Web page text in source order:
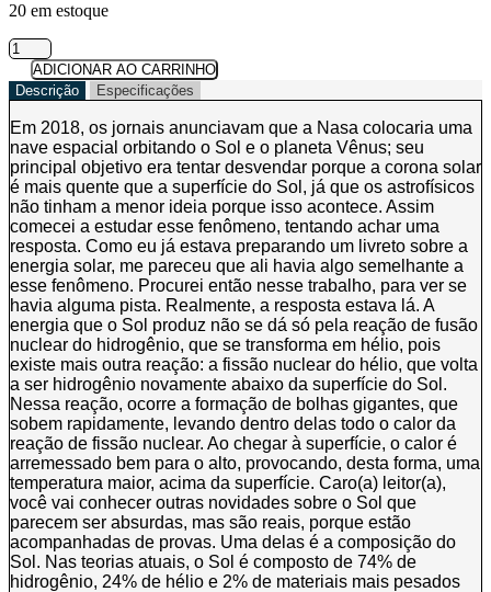
20 em estoque
A
energia
infinita
quantidade
ADICIONAR AO CARRINHO
Descrição
Especificações
Em 2018, os jornais anunciavam que a Nasa colocaria uma
nave espacial orbitando o Sol e o planeta Vênus; seu
principal objetivo era tentar desvendar porque a corona solar
é mais quente que a superfície do Sol, já que os astrofísicos
não tinham a menor ideia porque isso acontece. Assim
comecei a estudar esse fenômeno, tentando achar uma
resposta. Como eu já estava preparando um livreto sobre a
energia solar, me pareceu que ali havia algo semelhante a
esse fenômeno. Procurei então nesse trabalho, para ver se
havia alguma pista. Realmente, a resposta estava lá. A
energia que o Sol produz não se dá só pela reação de fusão
nuclear do hidrogênio, que se transforma em hélio, pois
existe mais outra reação: a fissão nuclear do hélio, que volta
a ser hidrogênio novamente abaixo da superfície do Sol.
Nessa reação, ocorre a formação de bolhas gigantes, que
sobem rapidamente, levando dentro delas todo o calor da
reação de fissão nuclear. Ao chegar à superfície, o calor é
arremessado bem para o alto, provocando, desta forma, uma
temperatura maior, acima da superfície. Caro(a) leitor(a),
você vai conhecer outras novidades sobre o Sol que
parecem ser absurdas, mas são reais, porque estão
acompanhadas de provas. Uma delas é a composição do
Sol. Nas teorias atuais, o Sol é composto de 74% de
hidrogênio, 24% de hélio e 2% de materiais mais pesados